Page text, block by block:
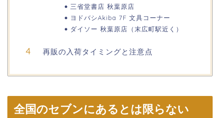
三省堂書店 秋葉原店
ヨドバシAkiba 7F 文具コーナー
ダイソー 秋葉原店（末広町駅近く）
再販の入荷タイミングと注意点
全国のセブンにあるとは限らない